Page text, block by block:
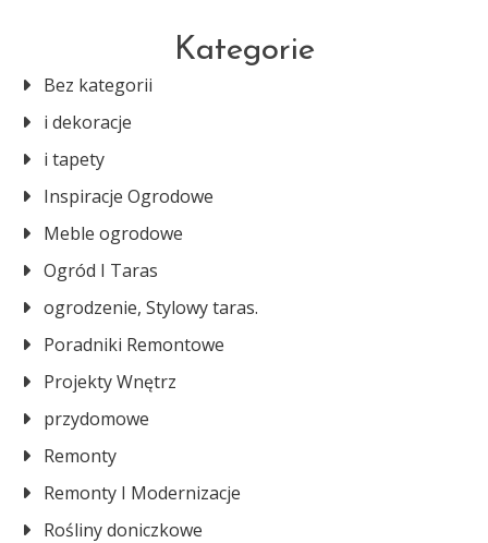
Kategorie
Bez kategorii
i dekoracje
i tapety
Inspiracje Ogrodowe
Meble ogrodowe
Ogród I Taras
ogrodzenie, Stylowy taras.
Poradniki Remontowe
Projekty Wnętrz
przydomowe
Remonty
Remonty I Modernizacje
Rośliny doniczkowe